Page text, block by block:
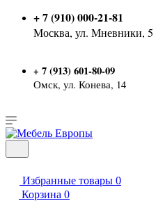
+ 7 (910) 000-21-81
Москва, ул. Мневники, 5
+ 7 (913) 601-80-09
Омск, ул. Конева, 14
Избранные товары 0
Корзина 0